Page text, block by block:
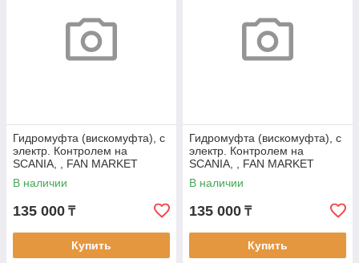
Гидромуфта (вискомуфта), с
электр. Контролем на
SCANIA, , FAN MARKET
FM382
В наличии
135 000 ₸
Купить
Гидромуфта (вискомуфта), с
электр. Контролем на
SCANIA, , FAN MARKET
FM305
В наличии
135 000 ₸
Купить